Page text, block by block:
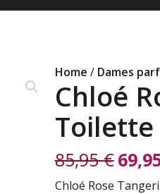
Home / Dames
Chloé
Toilette
85,95€
Huidige
Chloé Rose